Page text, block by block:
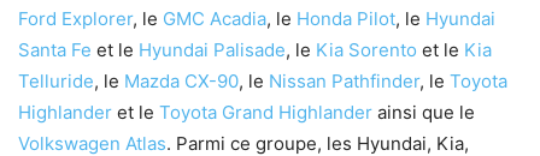
Ford Explorer, le GMC Acadia, le Honda Pilot, le Hyundai
Santa Fe et le Hyundai Palisade, le Kia Sorento et le Kia
Telluride, le Mazda CX-90, le Nissan Pathfinder, le Toyota
Highlander et le Toyota Grand Highlander ainsi que le
Volkswagen Atlas. Parmi ce groupe, les Hyundai, Kia,